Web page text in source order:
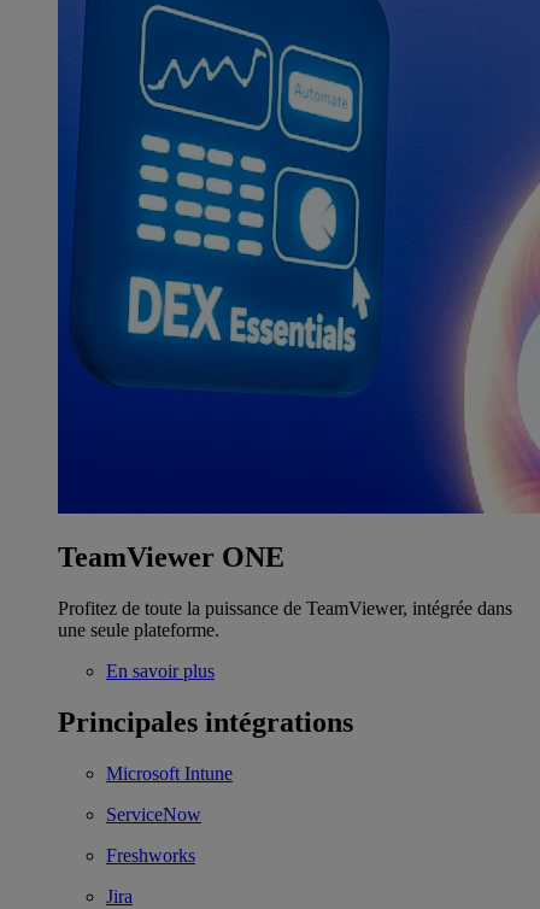
TeamViewer ONE
Profitez de toute la puissance de TeamViewer, intégrée dans
une seule plateforme.
En savoir plus
Principales intégrations
Microsoft Intune
ServiceNow
Freshworks
Jira